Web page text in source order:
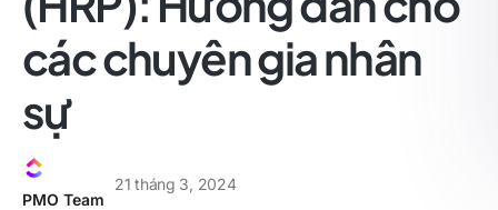
các chuyên gia nhân
sự
PMO Team
21 tháng 3, 2024